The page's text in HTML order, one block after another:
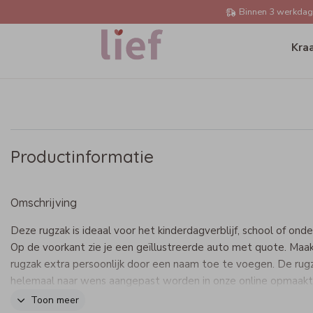
Binnen 3
Productinformatie
Omschrijving
Deze rugzak is ideaal voor het kinderdagverblijf, school of
Op de voorkant zie je een geïllustreerde auto met quote.
rugzak extra persoonlijk door een naam toe te voegen. De
helemaal naar wens aangepast worden in onze online
Toon meer